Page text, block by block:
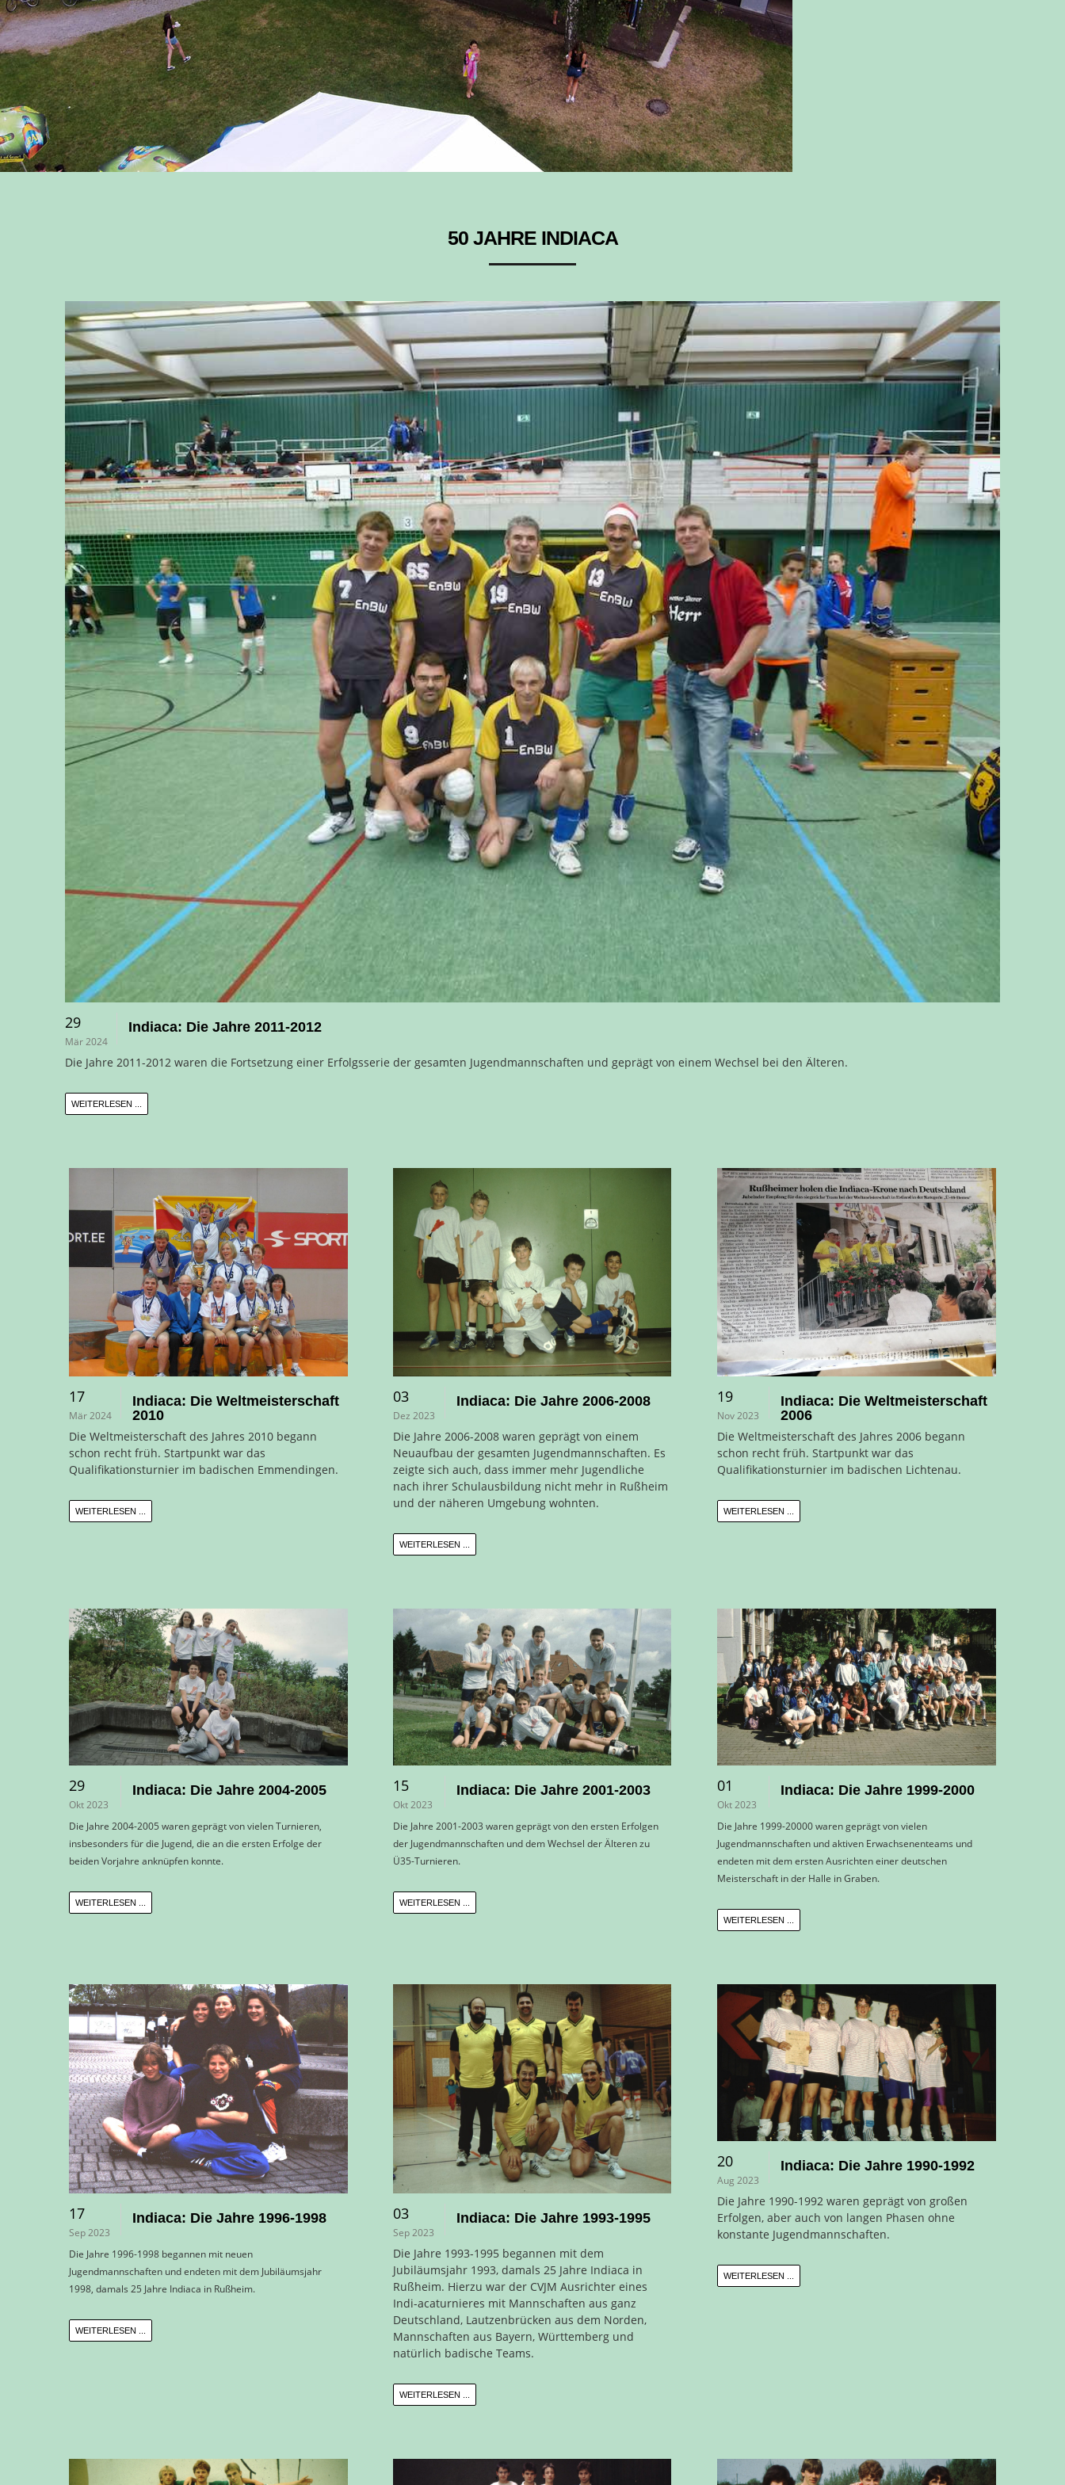
50 JAHRE INDIACA
29
Mär 2024
Indiaca: Die Jahre 2011-2012
Die Jahre 2011-2012 waren die Fortsetzung einer Erfolgsserie der gesamten Jugendmannschaften und geprägt von einem Wechsel bei den Älteren.
WEITERLESEN ...
17
Mär 2024
Indiaca: Die Weltmeisterschaft
2010
Die Weltmeisterschaft des Jahres 2010 begann
schon recht früh. Startpunkt war das
Qualifikationsturnier im badischen Emmendingen.
WEITERLESEN ...
03
Dez 2023
Indiaca: Die Jahre 2006-2008
Die Jahre 2006-2008 waren geprägt von einem
Neuaufbau der gesamten Jugendmannschaften. Es
zeigte sich auch, dass immer mehr Jugendliche
nach ihrer Schulausbildung nicht mehr in Rußheim
und der näheren Umgebung wohnten.
WEITERLESEN ...
19
Nov 2023
Indiaca: Die Weltmeisterschaft
2006
Die Weltmeisterschaft des Jahres 2006 begann
schon recht früh. Startpunkt war das
Qualifikationsturnier im badischen Lichtenau.
WEITERLESEN ...
29
Okt 2023
Indiaca: Die Jahre 2004-2005
Die Jahre 2004-2005 waren geprägt von vielen Turnieren,
insbesonders für die Jugend, die an die ersten Erfolge der
beiden Vorjahre anknüpfen konnte.
WEITERLESEN ...
15
Okt 2023
Indiaca: Die Jahre 2001-2003
Die Jahre 2001-2003 waren geprägt von den ersten Erfolgen
der Jugendmannschaften und dem Wechsel der Älteren zu
Ü35-Turnieren.
WEITERLESEN ...
01
Okt 2023
Indiaca: Die Jahre 1999-2000
Die Jahre 1999-20000 waren geprägt von vielen
Jugendmannschaften und aktiven Erwachsenenteams und
endeten mit dem ersten Ausrichten einer deutschen
Meisterschaft in der Halle in Graben.
WEITERLESEN ...
17
Sep 2023
Indiaca: Die Jahre 1996-1998
Die Jahre 1996-1998 begannen mit neuen
Jugendmannschaften und endeten mit dem Jubiläumsjahr
1998, damals 25 Jahre Indiaca in Rußheim.
WEITERLESEN ...
03
Sep 2023
Indiaca: Die Jahre 1993-1995
Die Jahre 1993-1995 begannen mit dem
Jubiläumsjahr 1993, damals 25 Jahre Indiaca in
Rußheim. Hierzu war der CVJM Ausrichter eines
Indi-acaturnieres mit Mannschaften aus ganz
Deutschland, Lautzenbrücken aus dem Norden,
Mannschaften aus Bayern, Württemberg und
natürlich badische Teams.
WEITERLESEN ...
20
Aug 2023
Indiaca: Die Jahre 1990-1992
Die Jahre 1990-1992 waren geprägt von großen
Erfolgen, aber auch von langen Phasen ohne
konstante Jugendmannschaften.
WEITERLESEN ...